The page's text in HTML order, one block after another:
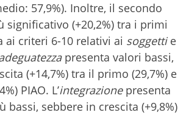
57,9%). Inoltre, il secondo
significativo (+20,2%) tra i primi
ai criteri 6-10 relativi ai soggettie
presenta valori bassi,
(+14,7%) tra il primo (29,7%) e
PIAO. L’integrazionepresenta
bassi, sebbere in crescita (+9,8%)